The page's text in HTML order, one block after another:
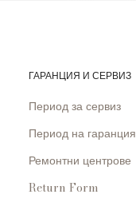
ГАРАНЦИЯ И СЕРВИЗ
Период за сервиз
Период на гаранция
Ремонтни центрове
Return Form